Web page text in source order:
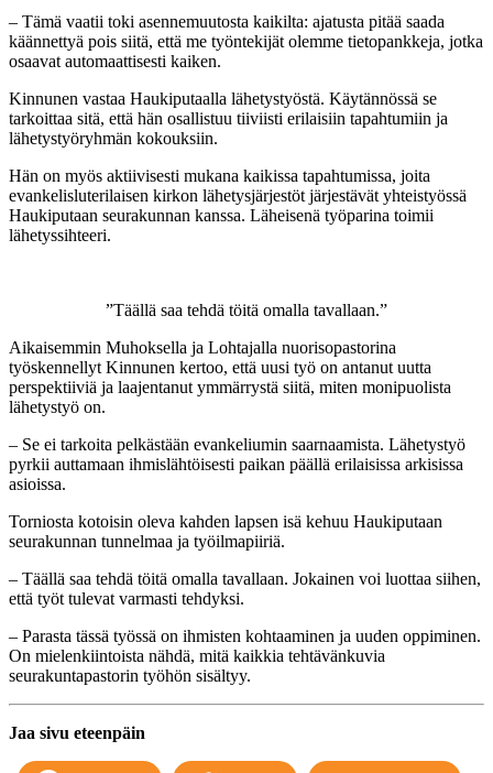
– Tämä vaatii toki asennemuutosta kaikilta: ajatusta pitää saada
käännettyä pois siitä, että me työntekijät olemme tietopankkeja, jotka
osaavat automaattisesti kaiken.
Kinnunen vastaa Haukiputaalla lähetystyöstä. Käytännössä se
tarkoittaa sitä, että hän osallistuu tiiviisti erilaisiin tapahtumiin ja
lähetystyöryhmän kokouksiin.
Hän on myös aktiivisesti mukana kaikissa tapahtumissa, joita
evankelisluterilaisen kirkon lähetysjärjestöt järjestävät yhteistyössä
Haukiputaan seurakunnan kanssa. Läheisenä työparina toimii
lähetyssihteeri.
”Täällä saa tehdä töitä omalla tavallaan.”
Aikaisemmin Muhoksella ja Lohtajalla nuorisopastorina
työskennellyt Kinnunen kertoo, että uusi työ on antanut uutta
perspektiiviä ja laajentanut ymmärrystä siitä, miten monipuolista
lähetystyö on.
– Se ei tarkoita pelkästään evankeliumin saarnaamista. Lähetystyö
pyrkii auttamaan ihmislähtöisesti paikan päällä erilaisissa arkisissa
asioissa.
Torniosta kotoisin oleva kahden lapsen isä kehuu Haukiputaan
seurakunnan tunnelmaa ja työilmapiiriä.
– Täällä saa tehdä töitä omalla tavallaan. Jokainen voi luottaa siihen,
että työt tulevat varmasti tehdyksi.
– Parasta tässä työssä on ihmisten kohtaaminen ja uuden oppiminen.
On mielenkiintoista nähdä, mitä kaikkia tehtävänkuvia
seurakuntapastorin työhön sisältyy.
Jaa sivu eteenpäin